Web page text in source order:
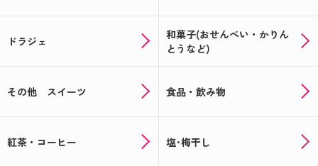
ドラジェ
和菓子(おせんべい・かりん
とうなど)
その他 スイーツ 食品・飲み物
紅茶・コーヒー 塩･梅干し